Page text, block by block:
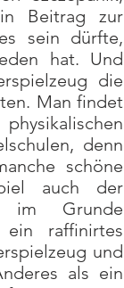
Beitrag zur
sein dürfte,
hat. Und
die
Man findet
denn
schöne
auch der
im Grunde
raffinirtes
und
als ein